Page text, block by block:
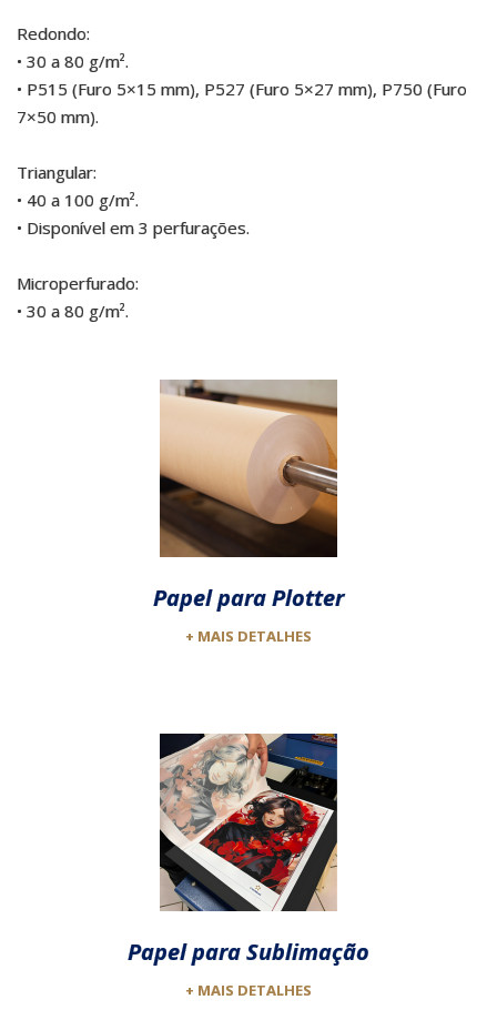
Redondo:
• 30 a 80 g/m².
• P515 (Furo 5×15 mm), P527 (Furo 5×27 mm), P750 (Furo
7×50 mm).
Triangular:
• 40 a 100 g/m².
• Disponível em 3 perfurações.
Microperfurado:
• 30 a 80 g/m².
Papel para Plotter
+ MAIS DETALHES
Papel para Sublimação
+ MAIS DETALHES